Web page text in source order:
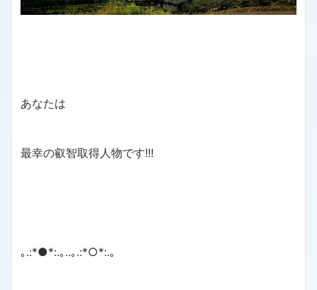
あなたは
最幸の叡智取得人物です!!!
｡.:*●*:.｡..｡.:*○*:.｡